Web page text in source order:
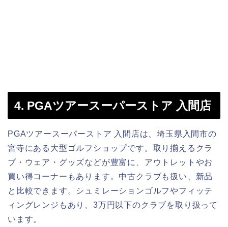
4. PGAツアースーパーストア 入間店
PGAツアースーパーストア 入間店は、埼玉県入間市の
宮寺にある大型ゴルフショップです。取り揃えるクラ
ブ・ウェア・グッズなどが豊富に、アウトレットやお
買い得コーナーもあります。中古クラブも扱い、新品
と比較できます。シュミレーションゴルフやフィッテ
ィングレンジもあり、3万円以下のクラブを取り扱って
います。